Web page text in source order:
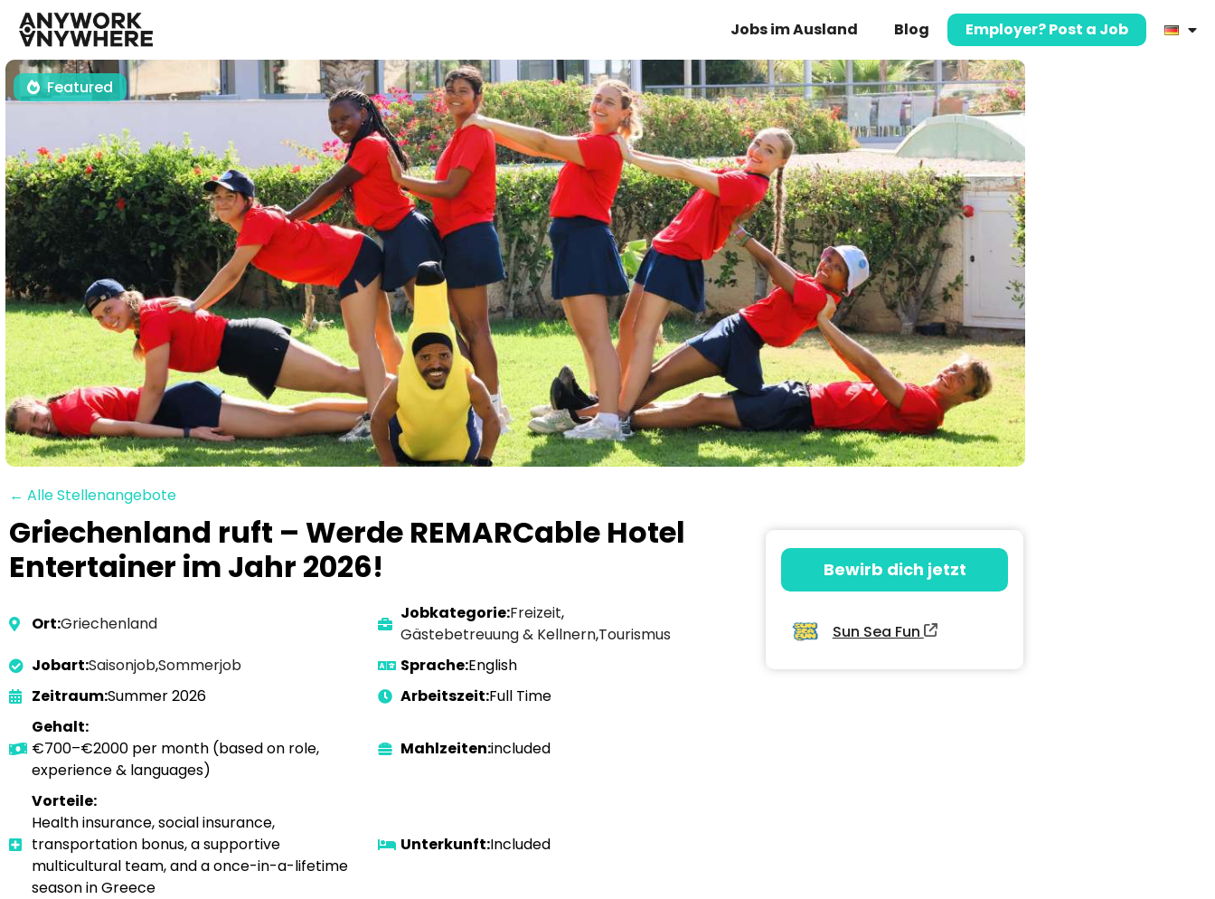
Jobs im Ausland Blog Employer? Post a Job
Featured
← Alle Stellenangebote
Griechenland ruft – Werde REMARCable Hotel
Entertainer im Jahr 2026!
Ort:Griechenland
Jobkategorie:Freizeit,
Gästebetreuung & Kellnern,Tourismus
Jobart:Saisonjob,Sommerjob Sprache:English
Zeitraum:Summer 2026 Arbeitszeit:Full Time
Gehalt:
€700–€2000 per month (based on role,
experience & languages)
Mahlzeiten:included
Vorteile:
Health insurance, social insurance,
transportation bonus, a supportive
multicultural team, and a once-in-a-lifetime
season in Greece
Unterkunft:Included
Bewirb dich jetzt
Sun Sea Fun